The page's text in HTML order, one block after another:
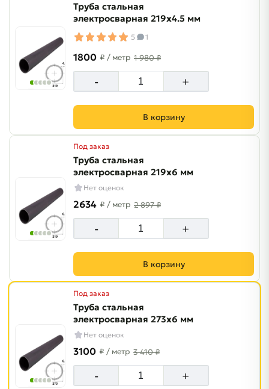
Труба стальная
электросварная 219х4.5 мм
5 1
1800 ₽ / метр 1 980 ₽
- +
В корзину
Под заказ
Труба стальная
электросварная 219х6 мм
Нет оценок
2634 ₽ / метр 2 897 ₽
- +
В корзину
Под заказ
Труба стальная
электросварная 273х6 мм
Нет оценок
3100 ₽ / метр 3 410 ₽
- +